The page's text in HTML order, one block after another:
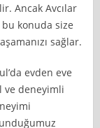
Ancak Avcılar
bu konuda size
sağlar.
evden eve
ve deneyimli